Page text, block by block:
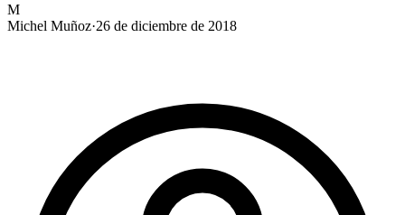
M
Michel Muñoz·26 de diciembre de 2018